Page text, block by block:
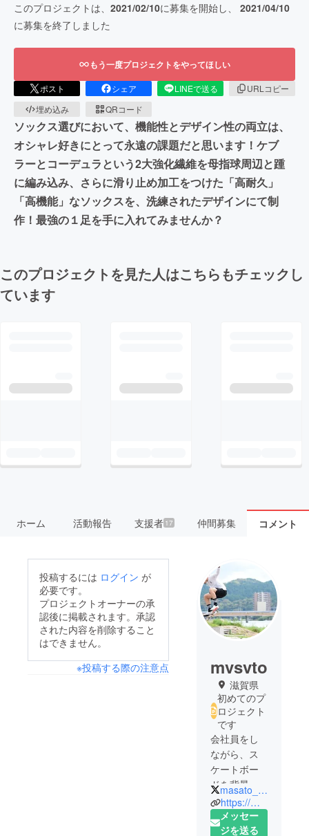
このプロジェクトは、 2021/02/10に募集を開始し、 2021/04/10
に募集を終了しました
もう一度プロジェクトをやってほしい
ポスト シェア LINEで送る
URLコピー
埋め込み
QRコード
ソックス選びにおいて、機能性とデザイン性の両立は、
オシャレ好きにとって永遠の課題だと思います！ケブ
ラーとコーデュラという2大強化繊維を母指球周辺と踵
に編み込み、さらに滑り止め加工をつけた「高耐久」
「高機能」なソックスを、洗練されたデザインにて制
作！最強の１足を手に入れてみませんか？
このプロジェクトを見た人はこちらもチェックし
ています
ホーム 活動報告 支援者 17 仲間募集 コメント
投稿するには ログイン が
必要です。
プロジェクトオーナーの承
認後に掲載されます。承認
された内容を削除すること
はできません。
※投稿する際の注意点
mvsvto
滋賀県
初めてのプ
ロジェクト
です
会社員をし
ながら、ス
ケートボー
ドを背景に
持つプライ
ベートアパ
レルブラン
masato_utryk
https://m4s4to.thebase.in/
メッセー
ジを送る